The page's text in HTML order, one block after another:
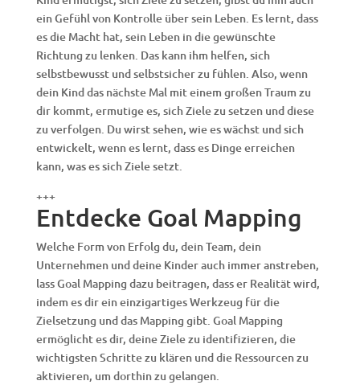
ein Gefühl von Kontrolle über sein Leben. Es lernt, dass
es die Macht hat, sein Leben in die gewünschte
Richtung zu lenken. Das kann ihm helfen, sich
selbstbewusst und selbstsicher zu fühlen. Also, wenn
dein Kind das nächste Mal mit einem großen Traum zu
dir kommt, ermutige es, sich Ziele zu setzen und diese
zu verfolgen. Du wirst sehen, wie es wächst und sich
entwickelt, wenn es lernt, dass es Dinge erreichen
kann, was es sich Ziele setzt.
+++
Entdecke Goal Mapping
Welche Form von Erfolg du, dein Team, dein
Unternehmen und deine Kinder auch immer anstreben,
lass Goal Mapping dazu beitragen, dass er Realität wird,
indem es dir ein einzigartiges Werkzeug für die
Zielsetzung und das Mapping gibt. Goal Mapping
ermöglicht es dir, deine Ziele zu identifizieren, die
wichtigsten Schritte zu klären und die Ressourcen zu
aktivieren, um dorthin zu gelangen.